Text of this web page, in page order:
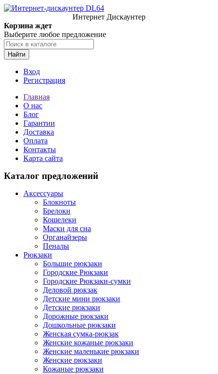
Интернет Дискаунтер
Корзина ждет
Выберите любое предложение
Найти
Вход
Регистрация
Главная
О нас
Блог
Гарантии
Доставка
Оплата
Контакты
Карта сайта
Каталог предложений
Аксессуары
Блокноты
Брелоки
Кошелеки
Маски для сна
Органайзеры
Пеналы
Рюкзаки
Большие рюкзаки
Городские Рюкзаки
Городские Рюкзаки-сумки
Деловой рюкзак
Детские мини рюкзаки
Детские рюкзаки
Дорожные рюкзаки
Дошкольные рюкзаки
Женская сумка-рюкзак
Женские кожаные рюкзаки
Женские маленькие рюкзаки
Женские рюкзаки
Кожаные рюкзаки